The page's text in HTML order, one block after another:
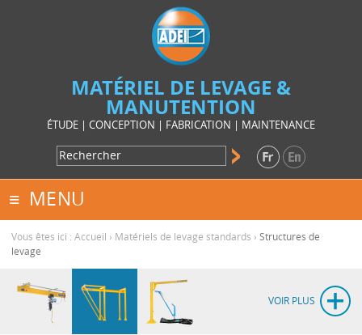
MATÉRIEL DE LEVAGE &
MANUTENTION
ÉTUDE | CONCEPTION | FABRICATION | MAINTENANCE
MENU
Vous êtes ici : Accueil › Matériels de levage standards › Structures de
levage
VOIR PLUS